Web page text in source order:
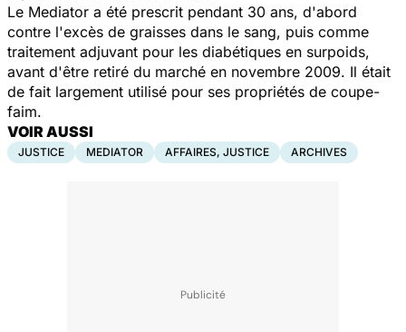
Le Mediator a été prescrit pendant 30 ans, d'abord
contre l'excès de graisses dans le sang, puis comme
traitement adjuvant pour les diabétiques en surpoids,
avant d'être retiré du marché en novembre 2009. Il était
de fait largement utilisé pour ses propriétés de coupe-
faim.
VOIR AUSSI
JUSTICE MEDIATOR AFFAIRES, JUSTICE ARCHIVES